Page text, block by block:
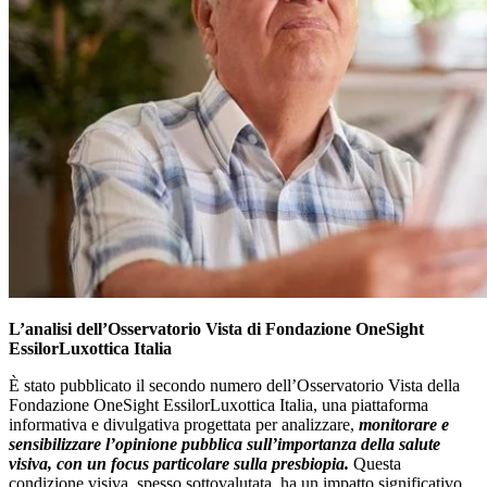
L’analisi dell’Osservatorio Vista di Fondazione OneSight
EssilorLuxottica Italia
È stato pubblicato il secondo numero dell’Osservatorio Vista della
Fondazione OneSight EssilorLuxottica Italia, una piattaforma
informativa e divulgativa progettata per analizzare, monitorare e
sensibilizzare l’opinione pubblica sull’importanza della salute
visiva, con un focus particolare sulla presbiopia. Questa
condizione visiva, spesso sottovalutata, ha un impatto significativo